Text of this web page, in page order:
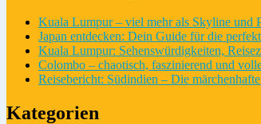
Kuala Lumpur – viel mehr als Skyline und
Japan entdecken: Dein Guide für die
Kuala Lumpur: Sehenswürdigkeiten,
Colombo – chaotisch, faszinierend und
Reisebericht: Südindien – Die
Kategorien